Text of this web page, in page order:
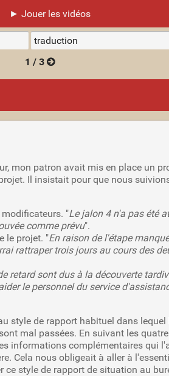
► Jouer les vidéos
1 / 3
mon patron avait mis en place un
Il insistait pour que nous
"Le jalon 4 n'a pas été
comme prévu".
le projet. "En raison de l'étape
rattraper trois jours au cours des
retard sont dus à la découverte
le personnel du service
style de rapport habituel dans
mal passées. En suivant les
informations complémentaires qui
Cela nous obligeait à aller à
style de rapport de situation au